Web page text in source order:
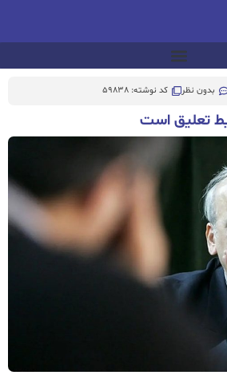
بدون نظر کد نوشته: 59838
تعلیق است